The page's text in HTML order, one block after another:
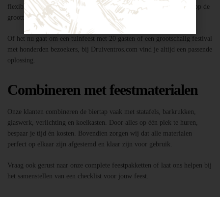
flexibiliteit van onze tapinstallaties kunnen we moeiteloos inspelen op de
grootte en aard van elk evenement.
Of het nu gaat om een tuinfeest met 20 gasten of een grootschalig festival
met honderden bezoekers, bij Druiventros.com vind je altijd een passende
oplossing.
Combineren met feestmaterialen
Onze klanten combineren de biertap vaak met statafels, barkrukken,
glaswerk, verlichting en koelkasten. Door alles op één plek te huren,
bespaar je tijd én kosten. Bovendien zorgen wij dat alle materialen
perfect op elkaar zijn afgestemd en klaar zijn voor gebruik.
Vraag ook gerust naar onze complete feestpakketten of laat ons helpen bij
het samenstellen van een checklist voor jouw feest.